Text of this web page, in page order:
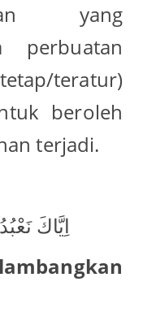
yang
perbuatan
beroleh
terjadi.
: اِيَّاكَ